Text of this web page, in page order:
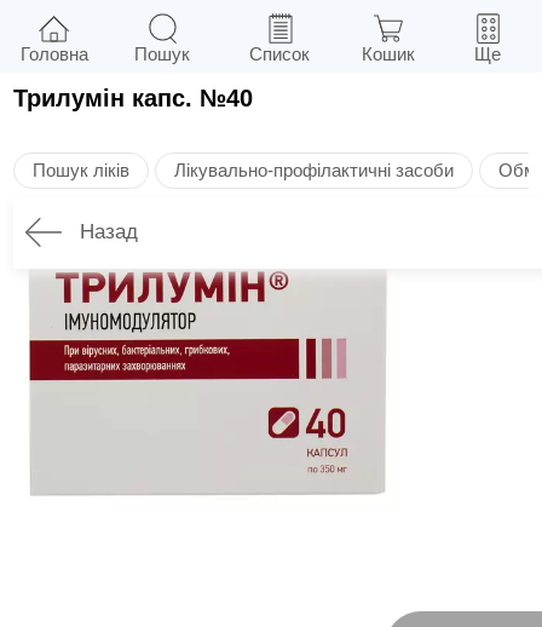
Трилумін капс. №40
Пошук ліків Лікувально-профілактичні засоби
Назад
Головна Пошук Список Кошик Ще